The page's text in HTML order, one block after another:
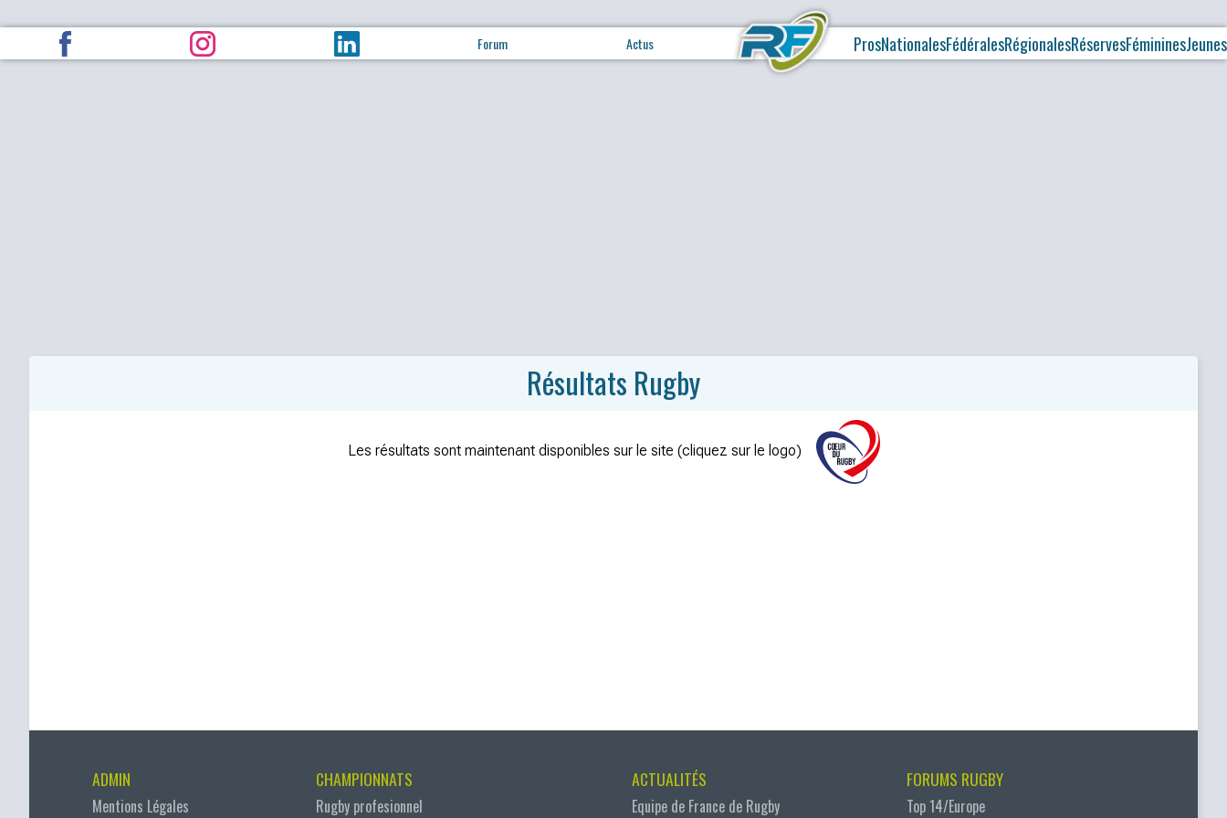
Forum Actus ProsNationalesFédéralesRégionalesRéservesFémininesJeunes
Résultats Rugby
Les résultats sont maintenant disponibles sur le site (cliquez sur le logo)
ADMIN
Mentions Légales
CHAMPIONNATS
Rugby profesionnel
ACTUALITÉS
Equipe de France de Rugby
FORUMS RUGBY
Top 14/Europe